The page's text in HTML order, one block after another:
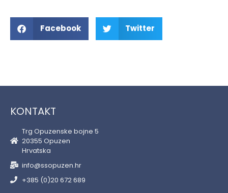
Facebook Twitter
KONTAKT
Trg Opuzenske bojne 5
20355 Opuzen
Hrvatska
info@ssopuzen.hr
+385 (0)20 672 689